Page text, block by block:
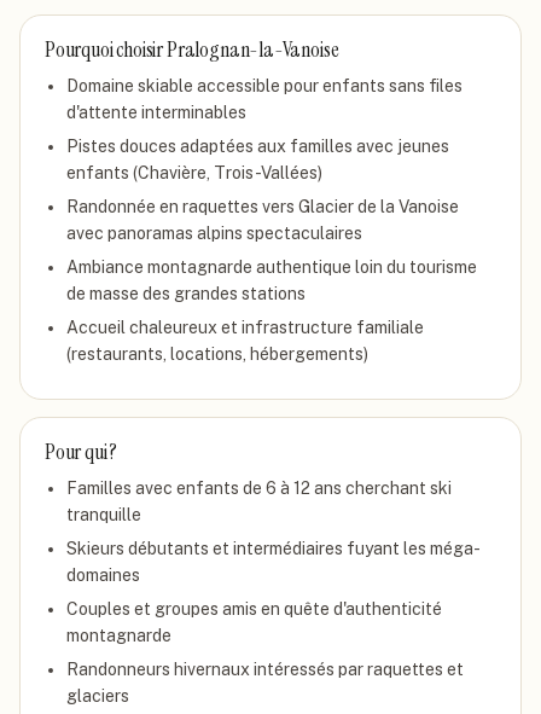
Pourquoi choisirPralognan-la-Vanoise
Domaine skiable accessible pour enfants sans files
d'attente interminables
Pistes douces adaptées aux familles avec jeunes
enfants (Chavière, Trois-Vallées)
Randonnée en raquettes vers Glacier de la Vanoise
avec panoramas alpins spectaculaires
Ambiance montagnarde authentique loin du tourisme
de masse des grandes stations
Accueil chaleureux et infrastructure familiale
(restaurants, locations, hébergements)
Pour qui ?
Familles avec enfants de 6 à 12 ans cherchant ski
tranquille
Skieurs débutants et intermédiaires fuyant les méga-
domaines
Couples et groupes amis en quête d'authenticité
montagnarde
Randonneurs hivernaux intéressés par raquettes et
glaciers